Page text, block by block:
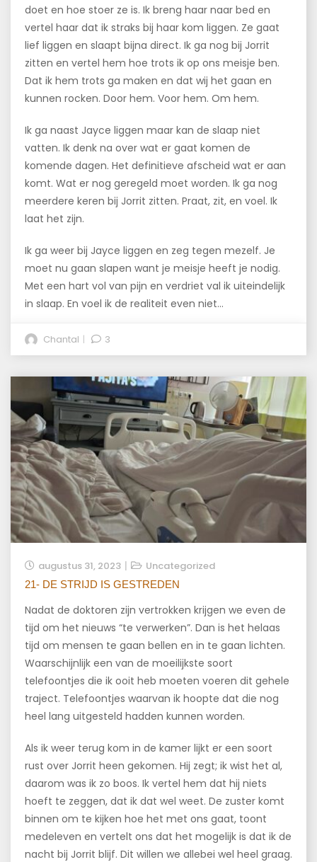
doet en hoe stoer ze is. Ik breng haar naar bed en
vertel haar dat ik straks bij haar kom liggen. Ze gaat
lief liggen en slaapt bijna direct. Ik ga nog bij Jorrit
zitten en vertel hem hoe trots ik op ons meisje ben.
Dat ik hem trots ga maken en dat wij het gaan en
kunnen rocken. Door hem. Voor hem. Om hem.
Ik ga naast Jayce liggen maar kan de slaap niet
vatten. Ik denk na over wat er gaat komen de
komende dagen. Het definitieve afscheid wat er aan
komt. Wat er nog geregeld moet worden. Ik ga nog
meerdere keren bij Jorrit zitten. Praat, zit, en voel. Ik
laat het zijn.
Ik ga weer bij Jayce liggen en zeg tegen mezelf. Je
moet nu gaan slapen want je meisje heeft je nodig.
Met een hart vol van pijn en verdriet val ik uiteindelijk
in slaap. En voel ik de realiteit even niet…
Chantal 3
augustus 31, 2023 Uncategorized
21- DE STRIJD IS GESTREDEN
Nadat de doktoren zijn vertrokken krijgen we even de
tijd om het nieuws “te verwerken”. Dan is het helaas
tijd om mensen te gaan bellen en in te gaan lichten.
Waarschijnlijk een van de moeilijkste soort
telefoontjes die ik ooit heb moeten voeren dit gehele
traject. Telefoontjes waarvan ik hoopte dat die nog
heel lang uitgesteld hadden kunnen worden.
Als ik weer terug kom in de kamer lijkt er een soort
rust over Jorrit heen gekomen. Hij zegt; ik wist het al,
daarom was ik zo boos. Ik vertel hem dat hij niets
hoeft te zeggen, dat ik dat wel weet. De zuster komt
binnen om te kijken hoe het met ons gaat, toont
medeleven en vertelt ons dat het mogelijk is dat ik de
nacht bij Jorrit blijf. Dit willen we allebei wel heel graag.